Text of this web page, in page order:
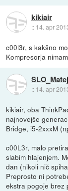
kikiair
:: 14. apr
c00l3r, s kakšno
Kompresorja
SLO_Matej
:: 14. apr
kikiair, oba
najnovejše
Bridge, i5-2xxxM
c00L3r, malo
slabim hlajenjem.
dan (nikoli nič
Preprosto ni
ekstra pogoje brez